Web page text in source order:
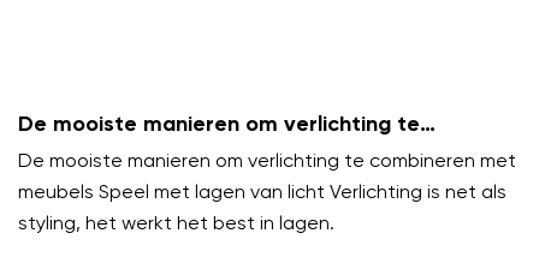
De mooiste manieren om verlichting te
combineren met meubels
De mooiste manieren om verlichting te combineren met
meubels Speel met lagen van licht Verlichting is net als
styling, het werkt het best in lagen.